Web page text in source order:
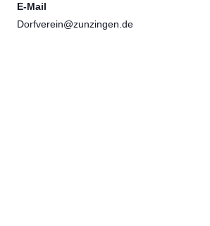
E-Mail
Dorfverein@zunzingen.de